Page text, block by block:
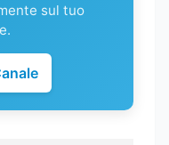
sul tuo